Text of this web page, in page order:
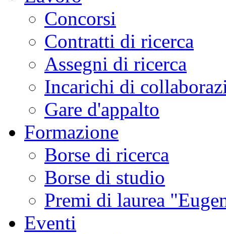
Concorsi
Contratti di ricerca
Assegni di ricerca
Incarichi di
Gare d'appalto
Formazione
Borse di ricerca
Borse di studio
Premi di laurea
Eventi